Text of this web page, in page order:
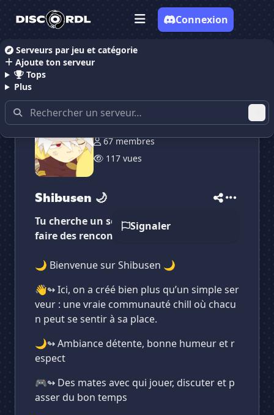
Serveurs par jeu et catégorie
Ajoute ton serveur
Tops
Plus
Connexion
Accueil Serveurs Discord Discussion
67 membres
117 vues
Shibusen 🌙
Signaler
Tu cherche un serveur chill pour jouer ou
faire des rencontres ? alors on t'attends
🌙 Bienvenue sur Shibusen 🌙
👋↬ Ici, on a créé bien plus qu’un simple ser
veur : une vraie communauté chill où chacu
n peut se sentir à sa place.
🌙↬ Ambiance détente, bonne humeur et r
espect
🎮↬ Des mates avec qui jouer, discuter et p
asser du bon temps
Vote pour
Es-tu sûr de vouloir supprimer ton avis de ce
serveur ?
Supprimer